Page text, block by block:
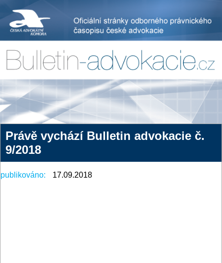
Právě vychází Bulletin advokacie č.
9/2018
publikováno: 17.09.2018